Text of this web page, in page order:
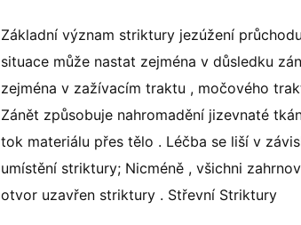
Základní význam striktury jezúžení
situace může nastat zejména v důsledku
zejména v zažívacím traktu , močového
Zánět způsobuje nahromadění jizevnaté
tok materiálu přes tělo . Léčba se liší v
umístění striktury; Nicméně , všichni
otvor uzavřen striktury . Střevní Striktury